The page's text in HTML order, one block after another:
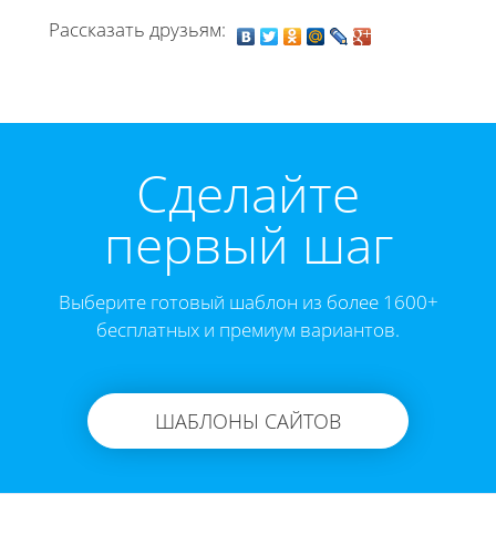
Рассказать друзьям:
Cделайте
первый шаг
Выберите готовый шаблон из более 1600+
бесплатных и премиум вариантов.
ШАБЛОНЫ САЙТОВ